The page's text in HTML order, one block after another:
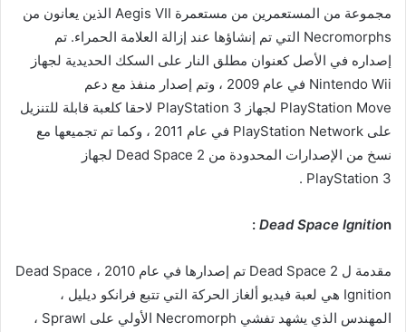
مجموعة من المستعمرين من مستعمرة Aegis VII الذين يعانون من
Necromorphs التي تم إنشاؤها عند إزالة العلامة الحمراء. تم
إصداره في الأصل كعنوان مطلق النار على السكك الحديدية لجهاز
Nintendo Wii في عام 2009 ، وتم إصدار منفذ مع دعم
PlayStation Move لجهاز PlayStation 3 لاحقا كلعبة قابلة للتنزيل
على PlayStation Network في عام 2011 ، وكما تم تجميعها مع
نسخ من الإصدارات المحدودة من Dead Space 2 لجهاز
PlayStation 3 .
Dead Space Ignition :
مقدمة ل Dead Space 2 تم إصدارها في عام 2010 ، Dead Space
Ignition هي لعبة فيديو ألغاز الحركة التي تتبع فرانكو ديليل ،
المهندس الذي يشهد تفشي Necromorph الأولي على Sprawl ،